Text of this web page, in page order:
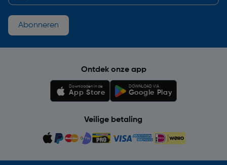
Abonneren
Ontdek onze app
Downloaden in de
App Store
DOWNLOAD VIA
Google Play
Veilige betaling